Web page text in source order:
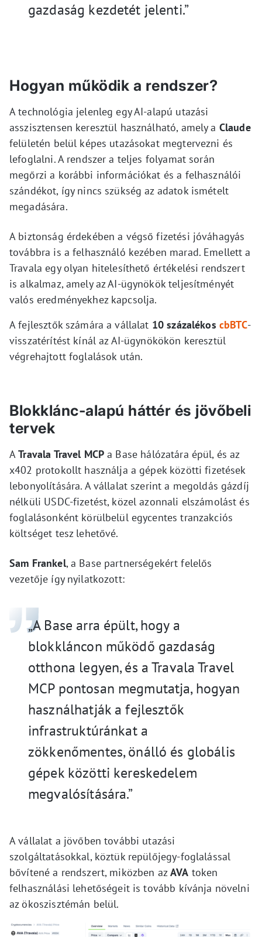
gazdaság kezdetét jelenti.”
Hogyan működik a rendszer?
A technológia jelenleg egy AI-alapú utazási
asszisztensen keresztül használható, amely a Claude
felületén belül képes utazásokat megtervezni és
lefoglalni. A rendszer a teljes folyamat során
megőrzi a korábbi információkat és a felhasználói
szándékot, így nincs szükség az adatok ismételt
megadására.
A biztonság érdekében a végső fizetési jóváhagyás
továbbra is a felhasználó kezében marad. Emellett a
Travala egy olyan hitelesíthető értékelési rendszert
is alkalmaz, amely az AI-ügynökök teljesítményét
valós eredményekhez kapcsolja.
A fejlesztők számára a vállalat 10 százalékos cbBTC-
visszatérítést kínál az AI-ügynökökön keresztül
végrehajtott foglalások után.
Blokklánc-alapú háttér és jövőbeli
tervek
ATravala Travel MCP a Base hálózatára épül, és az
x402 protokollt használja a gépek közötti fizetések
lebonyolítására. A vállalat szerint a megoldás gázdíj
nélküli USDC-fizetést, közel azonnali elszámolást és
foglalásonként körülbelül egycentes tranzakciós
költséget tesz lehetővé.
Sam Frankel, a Base partnerségekért felelős
vezetője így nyilatkozott:
„A Base arra épült, hogy a
blokkláncon működő gazdaság
otthona legyen, és a Travala Travel
MCP pontosan megmutatja, hogyan
használhatják a fejlesztők
infrastruktúránkat a
zökkenőmentes, önálló és globális
gépek közötti kereskedelem
megvalósítására.”
A vállalat a jövőben további utazási
szolgáltatásokkal, köztük repülőjegy-foglalással
bővítené a rendszert, miközben azAVA token
felhasználási lehetőségeit is tovább kívánja növelni
az ökoszisztémán belül.